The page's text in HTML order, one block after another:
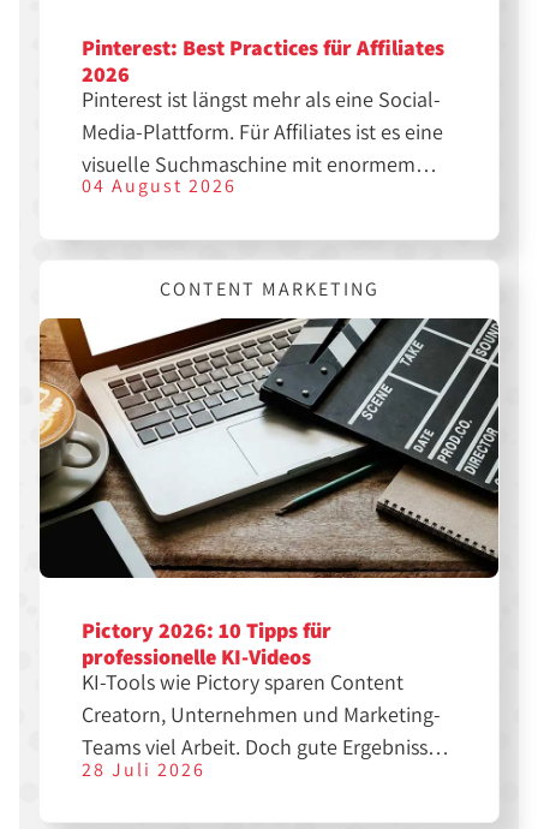
Pinterest: Best Practices für Affiliates
2026
Pinterest ist längst mehr als eine Social-
Media-Plattform. Für Affiliates ist es eine
visuelle Suchmaschine mit enormem
SEO-Potenzial. Wer die richtigen Pins
und Sales generieren. Hier erfährst du,
was dir dabei hilft.
04 August 2026
CONTENT MARKETING
Pictory 2026: 10 Tipps für
professionelle KI-Videos
KI-Tools wie Pictory sparen Content
Creatorn, Unternehmen und Marketing-
Teams viel Arbeit. Doch gute Ergebnisse
entstehen nicht automatisch. Mit den
28 Juli 2026